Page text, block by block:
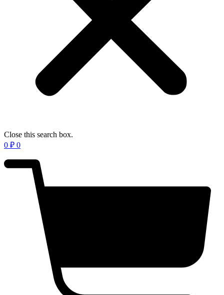
Close this search box.
0 ₽ 0